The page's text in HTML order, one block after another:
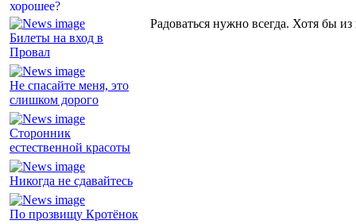
Билеты на вход в
Провал
Не спасайте меня, это
слишком дорого
Сторонник
естественной красоты
Никогда не сдавайтесь
По прозвищу Кротёнок
Радоваться нужно всегда. Хотя бы из